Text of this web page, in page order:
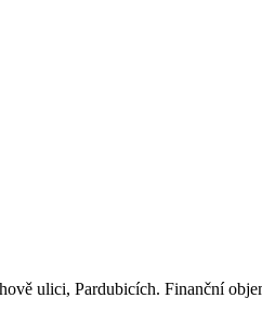
ulici, Pardubicích. Finanční